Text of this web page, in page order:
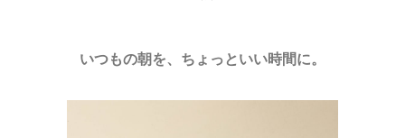
いつもの朝を、ちょっといい時間に。